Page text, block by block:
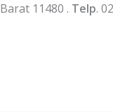
Barat 11480 . Telp.